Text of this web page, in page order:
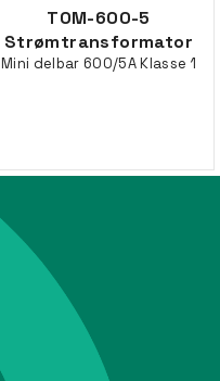
TOM-600-5
Strømtransformator
Mini delbar 600/5A Klasse 1